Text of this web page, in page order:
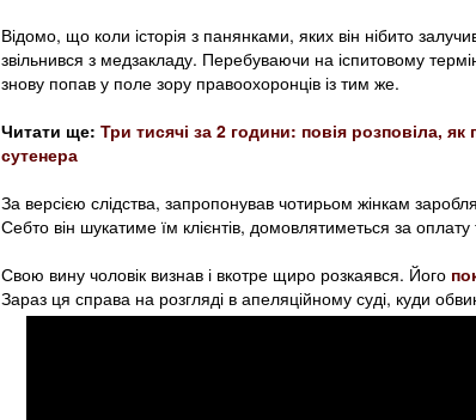
Відомо, що коли історія з панянками, яких він нібито
звільнився з медзакладу. Перебуваючи на іспитовому
знову попав у поле зору правоохоронців із тим же.
Читати ще: Три тисячі за 2 години: повія розповіла,
сутенера
За версією слідства, запропонував чотирьом жінкам
Себто він шукатиме їм клієнтів, домовлятиметься за оплату
Свою вину чоловік визнав і вкотре щиро розкаявся. Його
Зараз ця справа на розгляді в апеляційному суді, куди